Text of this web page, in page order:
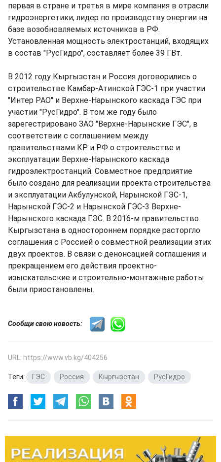
первая в стране и третья в мире компания в отрасли
гидроэнергетики, лидер по производству энергии на
базе возобновляемых источников в РФ.
Установленная мощность электростанций, входящих
в состав "РусГидро", составляет более 39 ГВт.
В 2012 году Кыргызстан и Россия договорились о
строительстве Камбар-Атинской ГЭС-1 при участии
"Интер РАО" и Верхне-Нарынского каскада ГЭС при
участии "РусГидро". В том же году было
зарегестрировано ЗАО "Верхне-Нарынские ГЭС", в
соответствии с соглашением между
правительствами КР и РФ о строительстве и
эксплуатации Верхне-Нарынского каскада
гидроэлектростанций. Совместное предприятие
было создано для реализации проекта строительства
и эксплуатации Акбулунской, Нарынской ГЭС-1,
Нарынской ГЭС-2 и Нарынской ГЭС-3 Верхне-
Нарынского каскада ГЭС. В 2016-м правительство
Кыргызстана в одностороннем порядке расторгло
соглашения с Россией о совместной реализации этих
двух проектов. В связи с денонсацией соглашения и
прекращением его действия проектно-
изыскательские и строительно-монтажные работы
были приостановлены.
Сообщи свою новость:
URL: https://www.vb.kg/404256
Теги: ГЭС Россия Кыргызстан РусГидро